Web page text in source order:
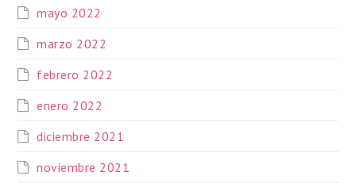
mayo 2022
marzo 2022
febrero 2022
enero 2022
diciembre 2021
noviembre 2021